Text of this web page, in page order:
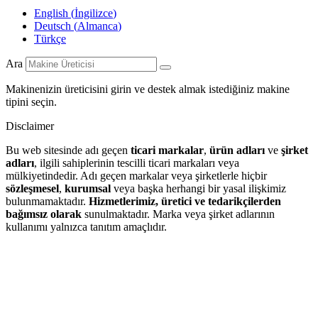
English (İngilizce)
Deutsch (Almanca)
Türkçe
Ara
Makinenizin üreticisini girin ve destek almak istediğiniz makine
tipini seçin.
Disclaimer
Bu web sitesinde adı geçen ticari markalar, ürün adları ve şirket
adları, ilgili sahiplerinin tescilli ticari markaları veya
mülkiyetindedir. Adı geçen markalar veya şirketlerle hiçbir
sözleşmesel, kurumsal veya başka herhangi bir yasal ilişkimiz
bulunmamaktadır. Hizmetlerimiz, üretici ve tedarikçilerden
bağımsız olarak sunulmaktadır. Marka veya şirket adlarının
kullanımı yalnızca tanıtım amaçlıdır.